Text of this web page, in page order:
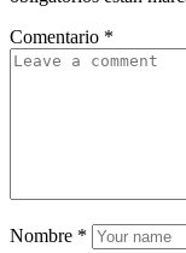
Comentario *
Nombre *